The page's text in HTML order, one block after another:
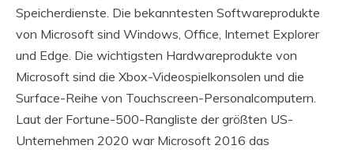
Speicherdienste. Die bekanntesten Softwareprodukte
von Microsoft sind Windows, Office, Internet Explorer
und Edge. Die wichtigsten Hardwareprodukte von
Microsoft sind die Xbox-Videospielkonsolen und die
Surface-Reihe von Touchscreen-Personalcomputern.
Laut der Fortune-500-Rangliste der größten US-
Unternehmen 2020 war Microsoft 2016 das